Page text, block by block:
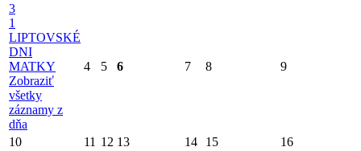
3
1
LIPTOVSKÉ
DNI
MATKY
Zobraziť
všetky
záznamy z
dňa
4 5 6 7 8 9
10 11 12 13 14 15 16